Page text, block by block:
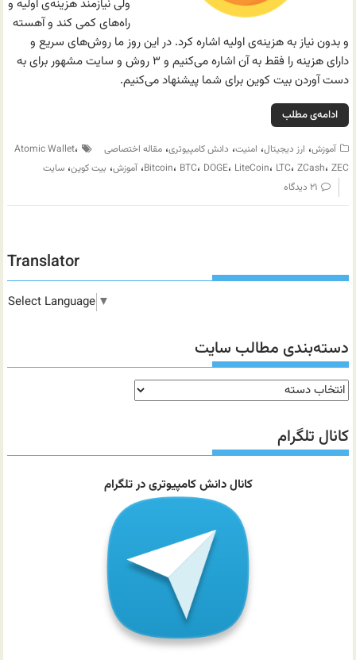
ولی نیازمند هزینه‌ی اولیه و
راه‌های کمی کند و آهسته
و بدون نیاز به هزینه‌ی اولیه اشاره کرد. در این روز ما روش‌های سریع و
دارای هزینه را فقط به آن اشاره می‌کنیم و ۳ روش و سایت مشهور برای به
دست آوردن بیت کوین برای شما پیشنهاد می‌کنیم.
ادامه‌ی مطلب
آموزش، ارز دیجیتال، امنیت، دانش کامپیوتری،مقاله اختصاصی Atomic Wallet،
Bitcoin، BTC، DOGE، LiteCoin، LTC، ZCash، ZEC ،آموزش، بیت کوین،سایت
۲۱ دیدگاه
Translator
Select Language ▼
دسته‌بندی مطالب سایت
دسته‌بندی
مطالب
سایت
کانال تلگرام
کانال دانش کامپیوتری در تلگرام